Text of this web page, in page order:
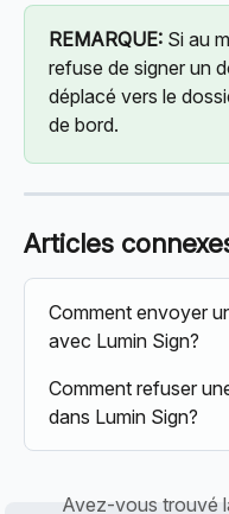
REMARQUE: Si au
refuse de signer un
déplacé vers le
de bord.
Articles
Comment envoyer
avec Lumin Sign?
Comment refuser
dans Lumin Sign?
Avez-vous trouvé